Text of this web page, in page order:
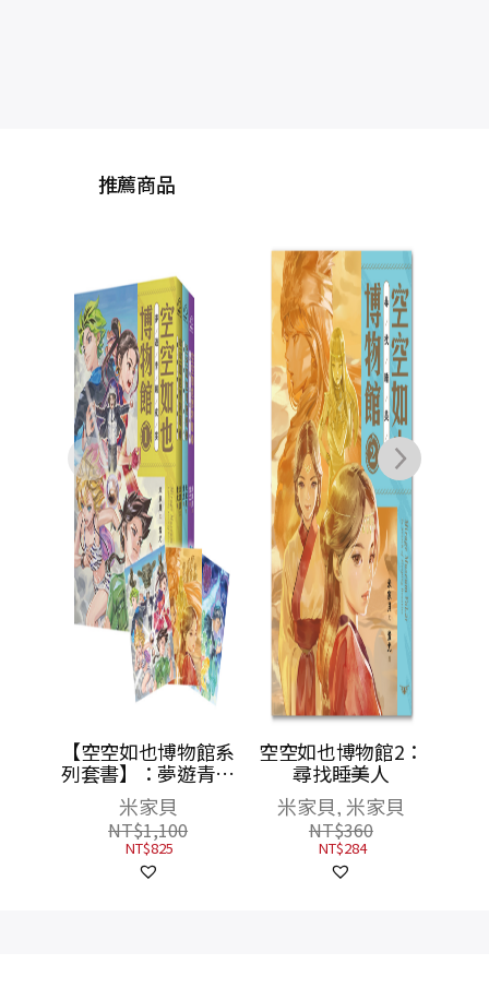
推薦商品
空空如也博物館2：
尋找睡美人
米家貝, 米家貝
NT$360
NT$284
從前從前，公主逃離
了城堡：風靡全球三
十年的政治正確童話
經典
詹姆士．芬．加納
NT$350
NT$210